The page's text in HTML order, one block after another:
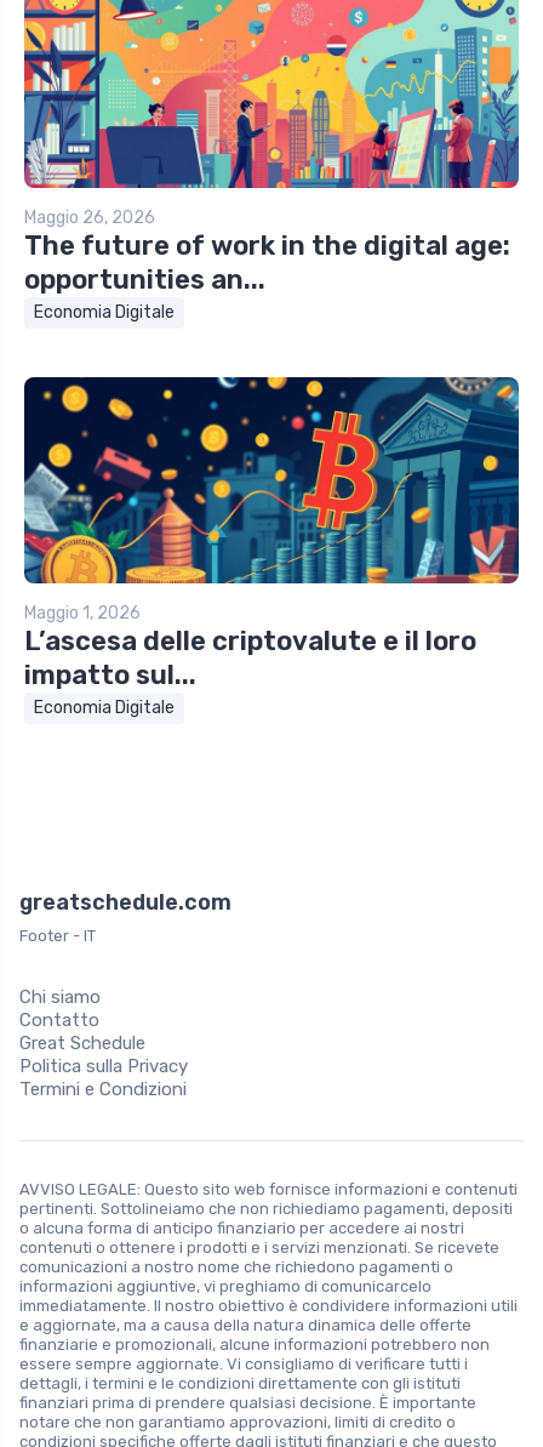
Maggio 26, 2026
The future of work in the digital age:
opportunities an...
Economia Digitale
Maggio 1, 2026
L’ascesa delle criptovalute e il loro
impatto sul...
Economia Digitale
greatschedule.com
Footer - IT
Chi siamo
Contatto
Great Schedule
Politica sulla Privacy
Termini e Condizioni
AVVISO LEGALE: Questo sito web fornisce informazioni e contenuti
pertinenti. Sottolineiamo che non richiediamo pagamenti, depositi
o alcuna forma di anticipo finanziario per accedere ai nostri
contenuti o ottenere i prodotti e i servizi menzionati. Se ricevete
comunicazioni a nostro nome che richiedono pagamenti o
informazioni aggiuntive, vi preghiamo di comunicarcelo
immediatamente. Il nostro obiettivo è condividere informazioni utili
e aggiornate, ma a causa della natura dinamica delle offerte
finanziarie e promozionali, alcune informazioni potrebbero non
essere sempre aggiornate. Vi consigliamo di verificare tutti i
dettagli, i termini e le condizioni direttamente con gli istituti
finanziari prima di prendere qualsiasi decisione. È importante
notare che non garantiamo approvazioni, limiti di credito o
condizioni specifiche offerte dagli istituti finanziari e che questo